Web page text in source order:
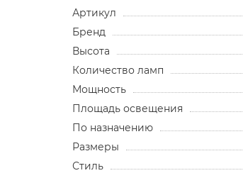
Артикул
Бренд
Высота
Количество ламп
Мощность
Площадь освещения
По назначению
Размеры
Стиль